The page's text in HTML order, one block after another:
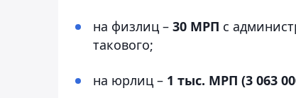
на физлиц – 30 МРП с
такового;
на юрлиц – 1 тыс. МРП (3 063